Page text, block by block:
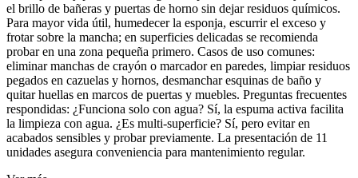
el brillo de bañeras y puertas de horno sin dejar residuos químicos.
Para mayor vida útil, humedecer la esponja, escurrir el exceso y
frotar sobre la mancha; en superficies delicadas se recomienda
probar en una zona pequeña primero. Casos de uso comunes:
eliminar manchas de crayón o marcador en paredes, limpiar residuos
pegados en cazuelas y hornos, desmanchar esquinas de baño y
quitar huellas en marcos de puertas y muebles. Preguntas frecuentes
respondidas: ¿Funciona solo con agua? Sí, la espuma activa facilita
la limpieza con agua. ¿Es multi-superficie? Sí, pero evitar en
acabados sensibles y probar previamente. La presentación de 11
unidades asegura conveniencia para mantenimiento regular.